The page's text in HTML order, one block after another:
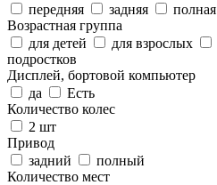
передняя
задняя
полная
Возрастная группа
для детей
для взрослых
подростков
Дисплей, бортовой компьютер
да
Есть
Количество колес
2 шт
Привод
задний
полный
Количество мест